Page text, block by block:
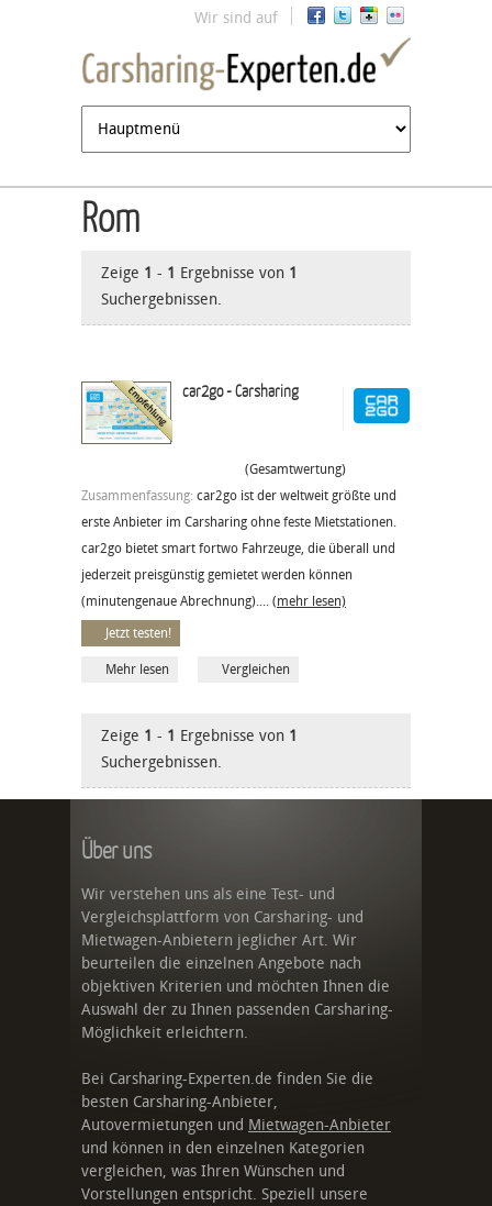
Jump to navigation
Wir sind auf
Rom
Zeige 1 - 1 Ergebnisse von 1
Suchergebnissen.
car2go - Carsharing
(Gesamtwertung)
Zusammenfassung: car2go ist der weltweit größte und
erste Anbieter im Carsharing ohne feste Mietstationen.
car2go bietet smart fortwo Fahrzeuge, die überall und
jederzeit preisgünstig gemietet werden können
(minutengenaue Abrechnung).... (mehr lesen)
Jetzt testen!
Mehr lesen Vergleichen
Zeige 1 - 1 Ergebnisse von 1
Suchergebnissen.
Über uns
Wir verstehen uns als eine Test- und
Vergleichsplattform von Carsharing- und
Mietwagen-Anbietern jeglicher Art. Wir
beurteilen die einzelnen Angebote nach
objektiven Kriterien und möchten Ihnen die
Auswahl der zu Ihnen passenden Carsharing-
Möglichkeit erleichtern.
Bei Carsharing-Experten.de finden Sie die
besten Carsharing-Anbieter,
Autovermietungen und Mietwagen-Anbieter
und können in den einzelnen Kategorien
vergleichen, was Ihren Wünschen und
Vorstellungen entspricht. Speziell unsere